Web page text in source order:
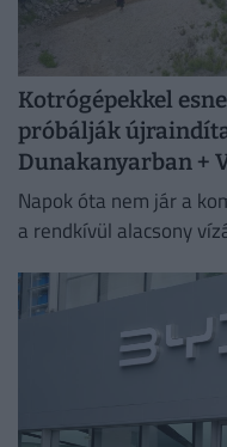
Kotrógépekkel
próbálják
Dunakanyarban +
Napok óta nem jár a
a rendkívül alacsony
biztonságosan...